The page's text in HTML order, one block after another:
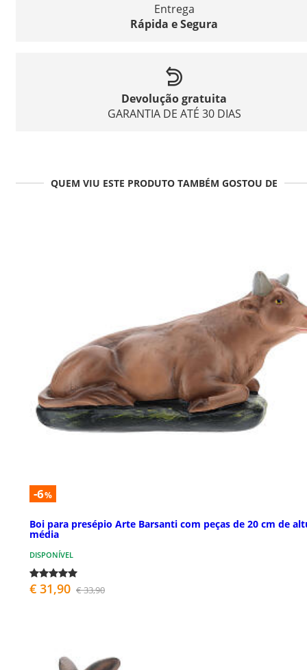
Entrega
Rápida e Segura
Devolução gratuita
GARANTIA DE ATÉ 30 DIAS
QUEM VIU ESTE PRODUTO TAMBÉM GOSTOU DE
-6%
Boi para presépio Arte Barsanti com peças de 20 cm de
média
DISPONÍVEL
€ 31,90 € 33,90